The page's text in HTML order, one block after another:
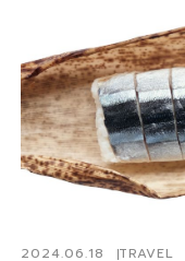
2024.06.18 TRAVEL